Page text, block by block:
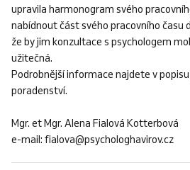
upravila harmonogram svého
nabídnout část svého pracovního času
že by jim konzultace s psychologem
užitečná.
Podrobnější informace najdete v
poradenství.
Mgr. et Mgr. Alena Fialová Kotterbová
e-mail: fialova@psychologhavirov.cz